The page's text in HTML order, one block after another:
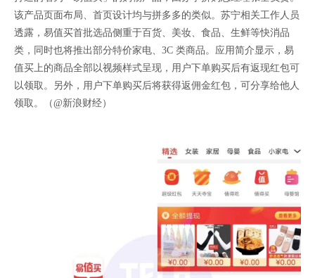
该产品页面布局、首页设计均与拼多多的类似。苏宁相关工作人员
透露，易值买首批选品侧重于百货、美妆、食品、生鲜等快消品
类，同时也将推出部分特价家电、3C 类商品。应用简介显示，易
值买上的商品全部以视频样式呈现，用户下单购买后有返现红包可
以领取。另外，用户下单购买后将获得返佣金红包，可分享给他人
领取。（@新浪财经）